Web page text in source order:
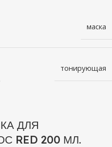
маска
тонирующая
ДЛЯ
RED 200 МЛ.